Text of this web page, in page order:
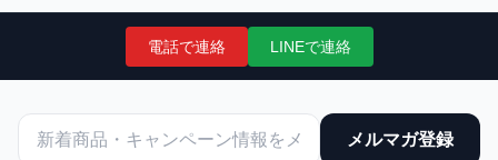
電話で連絡 LINEで連絡
メルマガ登録